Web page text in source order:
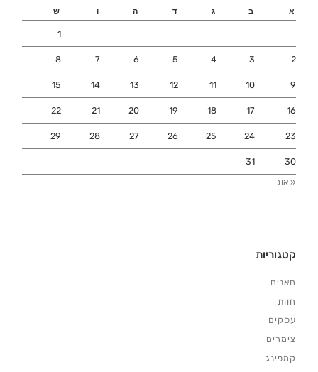
א ב ג ד ה ו ש
1
2
3
4
5
6
7
8
9
10
11
12
13
14
15
16
17
18
19
20
21
22
23
24
25
26
27
28
29
30
31
« אוג
קטגוריות
חאנים
חוות
עסקים
צימרים
קמפינג